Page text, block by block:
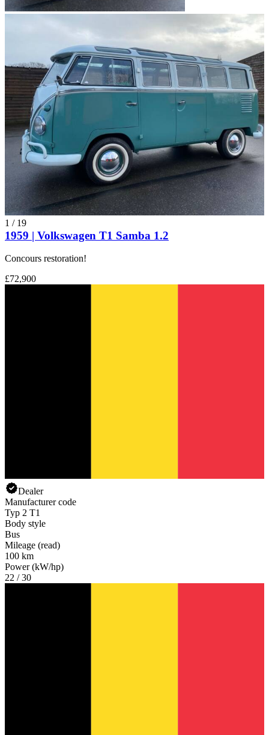
1 / 19
1959 | Volkswagen T1 Samba 1.2
Concours restoration!
£72,900
Dealer
Manufacturer code
Typ 2 T1
Body style
Bus
Mileage (read)
100 km
Power (kW/hp)
22 / 30